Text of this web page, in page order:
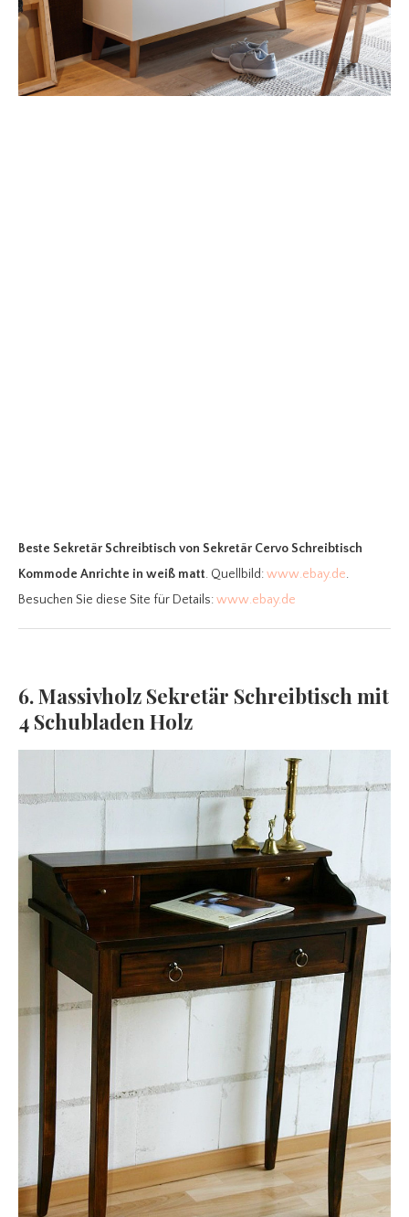
Beste Sekretär Schreibtisch von Sekretär Cervo Schreibtisch
Kommode Anrichte in weiß matt. Quellbild:www.ebay.de.
Besuchen Sie diese Site für Details:www.ebay.de
6. Massivholz Sekretär Schreibtisch mit
4 Schubladen Holz